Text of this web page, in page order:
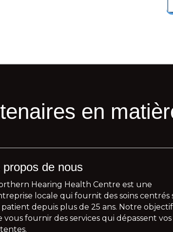
en
propos de nous
Hearing Health Centre est une
locale qui fournit des soins centrés
patient depuis plus de 25 ans. Notre
vous fournir des services qui dépassent vos